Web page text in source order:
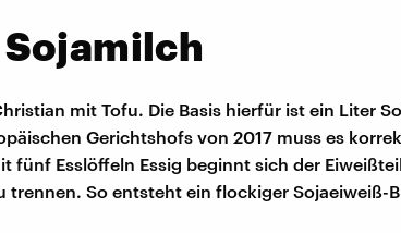
mit Tofu. Die Basis hierfür ist ein Liter
Gerichtshofs von 2017 muss es
fünf Esslöffeln Essig beginnt sich der
trennen. So entsteht ein flockiger Sojaeiweiß-